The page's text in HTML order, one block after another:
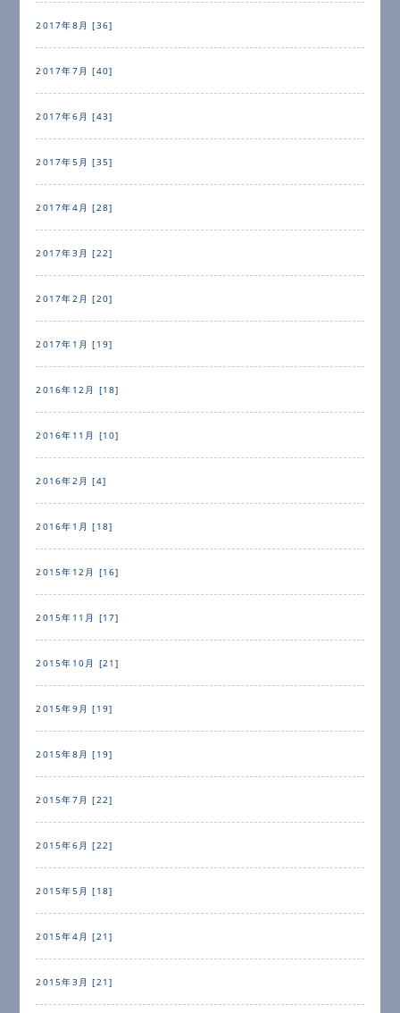
2017年8月 [36]
2017年7月 [40]
2017年6月 [43]
2017年5月 [35]
2017年4月 [28]
2017年3月 [22]
2017年2月 [20]
2017年1月 [19]
2016年12月 [18]
2016年11月 [10]
2016年2月 [4]
2016年1月 [18]
2015年12月 [16]
2015年11月 [17]
2015年10月 [21]
2015年9月 [19]
2015年8月 [19]
2015年7月 [22]
2015年6月 [22]
2015年5月 [18]
2015年4月 [21]
2015年3月 [21]